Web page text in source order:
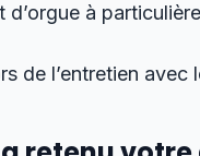
à
de l’entretien avec